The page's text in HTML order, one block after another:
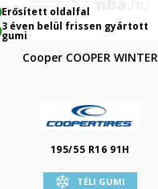
Erősített oldalfal
3 éven belül frissen gyártott
gumi
Cooper COOPER WINTER
195/55 R16 91H
TÉLI GUMI